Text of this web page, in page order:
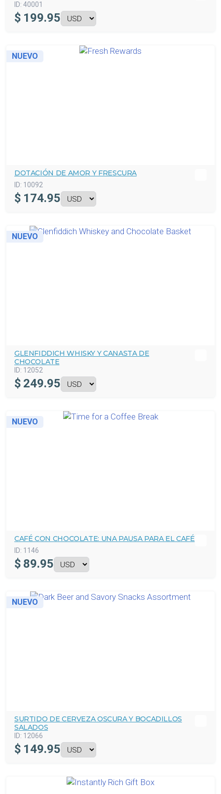
ID: 40001
$ 199.95
NUEVO
DOTACIÓN DE AMOR Y FRESCURA
ID: 10092
$ 174.95
NUEVO
GLENFIDDICH WHISKY Y CANASTA DE
CHOCOLATE
ID: 12052
$ 249.95
NUEVO
CAFÉ CON CHOCOLATE: UNA PAUSA PARA EL CAFÉ
ID: 1146
$ 89.95
NUEVO
SURTIDO DE CERVEZA OSCURA Y BOCADILLOS
SALADOS
ID: 12066
$ 149.95